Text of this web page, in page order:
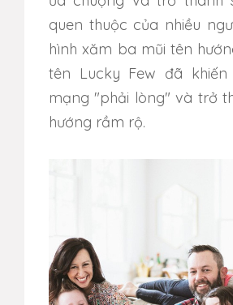
quen thuộc của nhiều
hình xăm ba mũi tên
tên Lucky Few đã
mạng "phải lòng" và trở
hướng rầm rộ.